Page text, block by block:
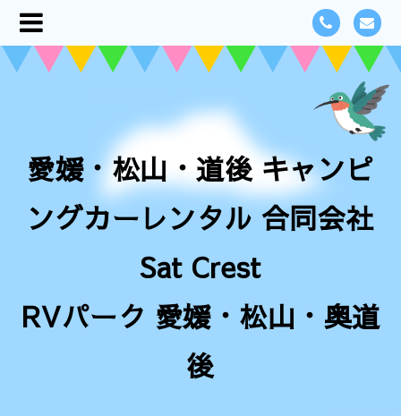
愛媛・松山・道後 キャンピ
ングカーレンタル 合同会社
Sat Crest
RVパーク 愛媛・松山・奥道
後